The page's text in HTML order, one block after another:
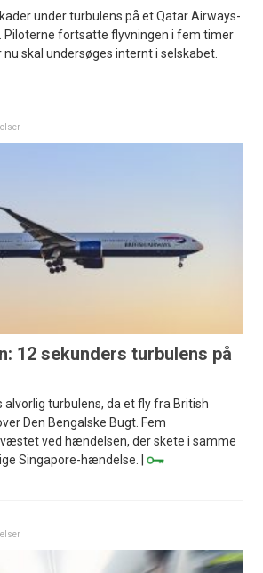
under turbulens på et Qatar Airways-
Piloterne fortsatte flyvningen i fem timer
skal undersøges internt i selskabet.
12 sekunders turbulens på
alvorlig turbulens, da et fly fra British
Den Bengalske Bugt. Fem
ved hændelsen, der skete i samme
Singapore-hændelse. |